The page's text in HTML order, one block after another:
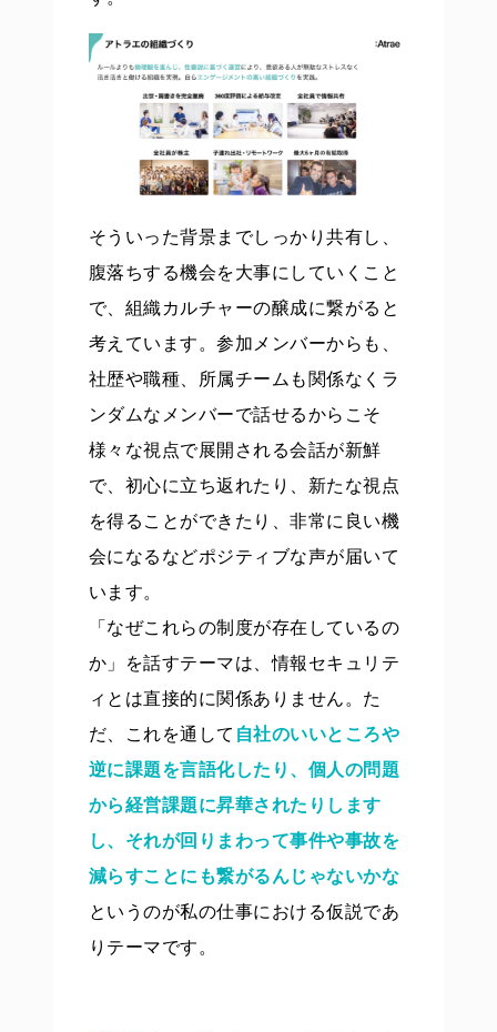
そういった背景までしっかり共有し、
腹落ちする機会を大事にしていくこと
で、組織カルチャーの醸成に繋がると
考えています。参加メンバーからも、
社歴や職種、所属チームも関係なくラ
ンダムなメンバーで話せるからこそ
様々な視点で展開される会話が新鮮
で、初心に立ち返れたり、新たな視点
を得ることができたり、非常に良い機
会になるなどポジティブな声が届いて
います。
「なぜこれらの制度が存在しているの
か」を話すテーマは、情報セキュリテ
ィとは直接的に関係ありません。た
だ、これを通して 自社のいいところや
逆に課題を言語化したり、個人の問題
から経営課題に昇華されたりします
し、それが回りまわって事件や事故を
減らすことにも繋がるんじゃないかな
というのが私の仕事における仮説であ
りテーマです。